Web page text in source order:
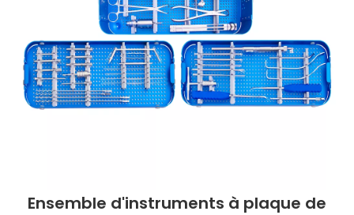
Ensemble d'instruments à plaque de